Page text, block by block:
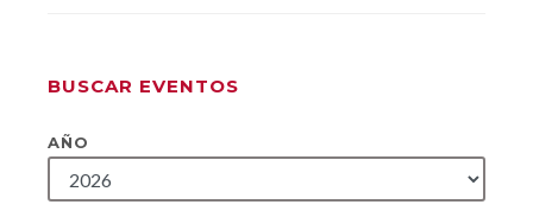
BUSCAR EVENTOS
AÑO